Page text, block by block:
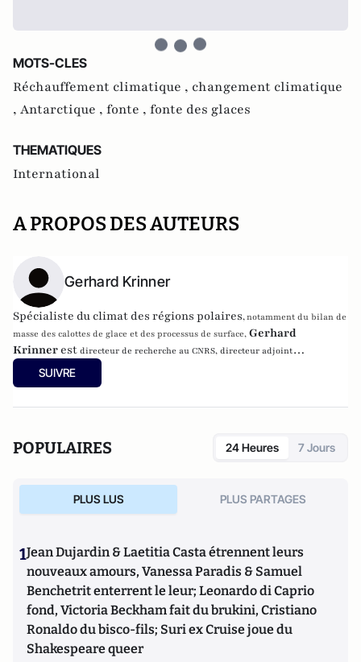
MOTS-CLES
Réchauffement climatique , changement climatique
, Antarctique , fonte , fonte des glaces
THEMATIQUES
International
A PROPOS DES AUTEURS
Gerhard Krinner
Spécialiste du climat des régions polaires,notamment du bilan de
masse des calottes de glace et des processus de surface, Gerhard
Krinner est directeur de recherche au CNRS, directeur adjoint
Laboratoire de Glaciologie et Géophysique de l’Environnement
membre du bureau de la section "Système Terre : enveloppes superficielles" du
SUIVRE
POPULAIRES 24 Heures 7 Jours
PLUS LUS PLUS PARTAGES
1Jean Dujardin & Laetitia Casta étrennent leurs
nouveaux amours, Vanessa Paradis & Samuel
Benchetrit enterrent le leur; Leonardo di Caprio
fond, Victoria Beckham fait du brukini, Cristiano
Ronaldo du bisco-fils; Suri ex Cruise joue du
Shakespeare queer